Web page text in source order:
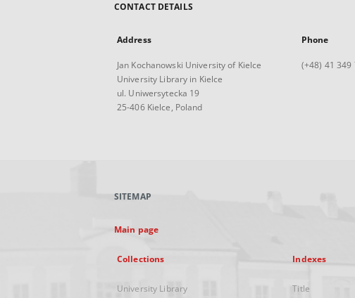
CONTACT DETAILS
Address
Jan Kochanowski University of Kielce
University Library in Kielce
ul. Uniwersytecka 19
25-406 Kielce, Poland
Phone
(+48) 41 349
SITEMAP
Main page
Collections
University Library
Indexes
Title